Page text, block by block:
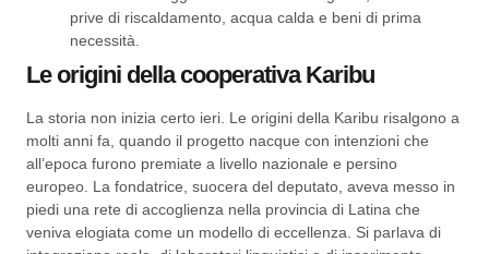
prive di riscaldamento, acqua calda e beni di prima
necessità.
Le origini della cooperativa Karibu
La storia non inizia certo ieri. Le origini della Karibu risalgono a
molti anni fa, quando il progetto nacque con intenzioni che
all’epoca furono premiate a livello nazionale e persino
europeo. La fondatrice, suocera del deputato, aveva messo in
piedi una rete di accoglienza nella provincia di Latina che
veniva elogiata come un modello di eccellenza. Si parlava di